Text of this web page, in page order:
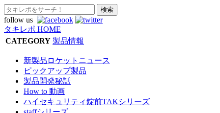
follow us
タキレポ HOME
CATEGORY 製品情報
新製品ロケットニュース
ピックアップ製品
製品開発秘話
How to 動画
ハイセキュリティ錠前TAKシリーズ